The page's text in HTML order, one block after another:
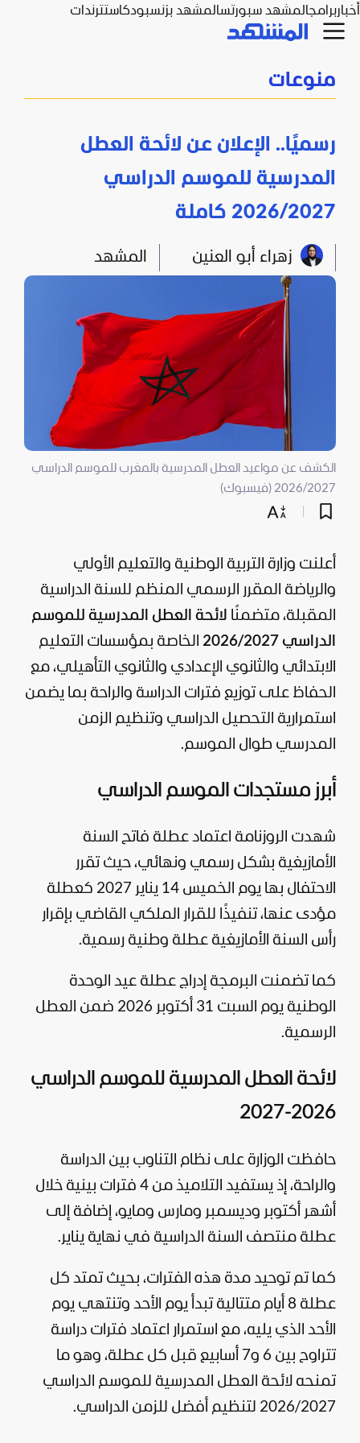
أخباربرامجالمشهد سبورتسالمشهد بزنسبودكاستترندات
منوعات
رسميًا.. الإعلان عن لائحة العطل
المدرسية للموسم الدراسي
2026/2027 كاملة
زهراء أبو العنين المشهد
الكشف عن مواعيد العطل المدرسية بالمغرب للموسم الدراسي
2026/2027 (فيسبوك)
أعلنت وزارة التربية الوطنية والتعليم الأولي
والرياضة المقرر الرسمي المنظم للسنة الدراسية
المقبلة، متضمنًا لائحة العطل المدرسية للموسم
الدراسي 2026/2027
الخاصة بمؤسسات التعليم
الابتدائي والثانوي الإعدادي والثانوي التأهيلي، مع
الحفاظ على توزيع فترات الدراسة والراحة بما يضمن
استمرارية التحصيل الدراسي وتنظيم الزمن
المدرسي طوال الموسم.
أبرز مستجدات الموسم الدراسي
شهدت الروزنامة اعتماد عطلة فاتح السنة
الأمازيغية بشكل رسمي ونهائي، حيث تقرر
الاحتفال بها يوم الخميس 14 يناير 2027 كعطلة
مؤدى عنها، تنفيذًا للقرار الملكي القاضي بإقرار
رأس السنة الأمازيغية عطلة وطنية رسمية.
كما تضمنت البرمجة إدراج عطلة عيد الوحدة
الوطنية يوم السبت 31 أكتوبر 2026 ضمن العطل
الرسمية.
لائحة العطل المدرسية للموسم الدراسي
2026-2027
حافظت الوزارة على نظام التناوب بين الدراسة
والراحة، إذ يستفيد التلاميذ من 4 فترات بينية خلال
أشهر أكتوبر وديسمبر ومارس ومايو، إضافة إلى
عطلة منتصف السنة الدراسية في نهاية يناير.
كما تم توحيد مدة هذه الفترات، بحيث تمتد كل
عطلة 8 أيام متتالية تبدأ يوم الأحد وتنتهي يوم
الأحد الذي يليه، مع استمرار اعتماد فترات دراسة
تتراوح بين 6 و7 أسابيع قبل كل عطلة، وهو ما
تمنحه لائحة العطل المدرسية للموسم الدراسي
2026/2027 لتنظيم أفضل للزمن الدراسي.